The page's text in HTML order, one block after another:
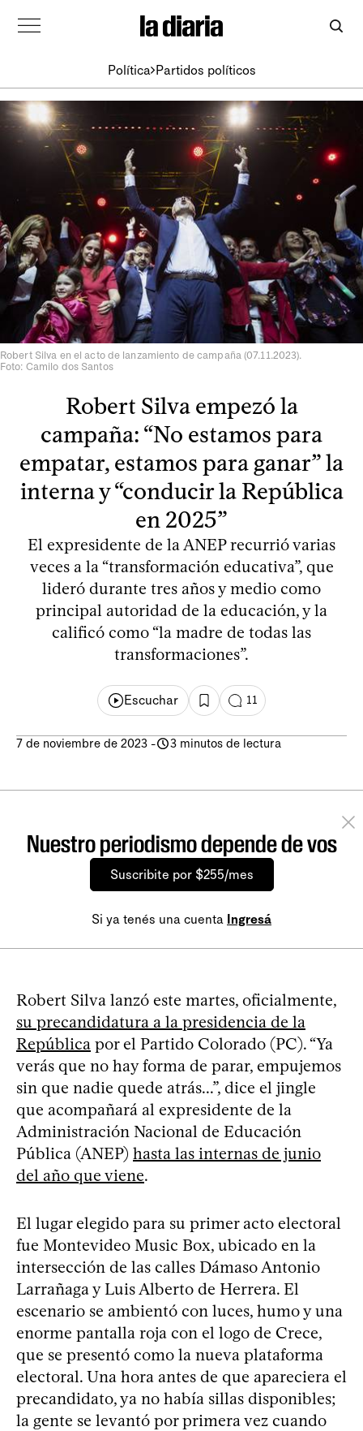
Política Partidos políticos
Robert Silva en el acto de lanzamiento de campaña (07.11.2023).
Foto: Camilo dos Santos
Robert Silva empezó la
campaña: “No estamos para
empatar, estamos para ganar” la
interna y “conducir la República
en 2025”
El expresidente de la ANEP recurrió varias
veces a la “transformación educativa”, que
lideró durante tres años y medio como
principal autoridad de la educación, y la
calificó como “la madre de todas las
transformaciones”.
Escuchar 11
7 de noviembre de 2023 - 3 minutos de lectura
Nuestro periodismo depende de vos
Suscribite por $255/mes
Si ya tenés una cuenta Ingresá
Robert Silva lanzó este martes, oficialmente,
su precandidatura a la presidencia de la
República por el Partido Colorado (PC). “Ya
verás que no hay forma de parar, empujemos
sin que nadie quede atrás...”, dice el jingle
que acompañará al expresidente de la
Administración Nacional de Educación
Pública (ANEP) hasta las internas de junio
del año que viene.
El lugar elegido para su primer acto electoral
fue Montevideo Music Box, ubicado en la
intersección de las calles Dámaso Antonio
Larrañaga y Luis Alberto de Herrera. El
escenario se ambientó con luces, humo y una
enorme pantalla roja con el logo de Crece,
que se presentó como la nueva plataforma
electoral. Una hora antes de que apareciera el
precandidato, ya no había sillas disponibles;
la gente se levantó por primera vez cuando